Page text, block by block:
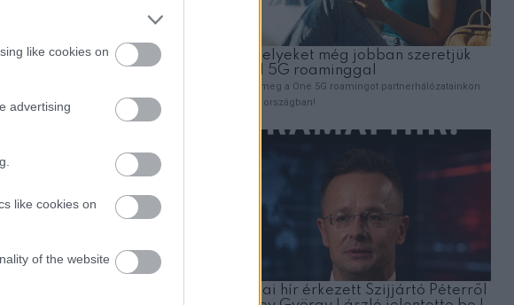
like cookies on
advertising
like cookies on
of the website
KÖVETKEZŐ POSZT
reggelre– éjszaka
Hatalmas
távozott közülünk!